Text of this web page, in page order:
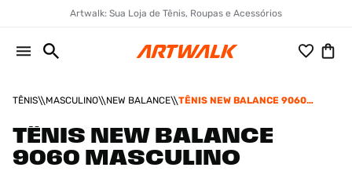
Artwalk: Sua Loja de Tênis, Roupas e Acessórios
TÊNIS MASCULINO NEW BALANCE
TÊNIS NEW BALANCE 9060
TÊNIS NEW BALANCE
9060 MASCULINO